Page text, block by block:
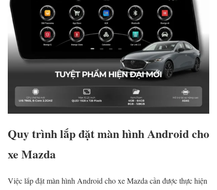
Quy trình lắp đặt màn hình Android cho
xe Mazda
Việc lắp đặt màn hình Android cho xe Mazda cần được thực hiện